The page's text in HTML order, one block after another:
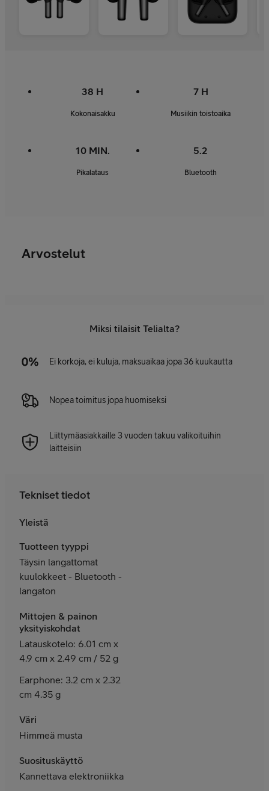
38 H
Kokonaisakku
7 H
Musiikin toistoaika
10 MIN.
Pikalataus
5.2
Bluetooth
Arvostelut
Miksi tilaisit Telialta?
Ei korkoja, ei kuluja, maksuaikaa jopa 36 kuukautta
Nopea toimitus jopa huomiseksi
Liittymäasiakkaille 3 vuoden takuu valikoituihin
laitteisiin
Tekniset tiedot
Yleistä
Tuotteen tyyppi
Täysin langattomat
kuulokkeet - Bluetooth -
langaton
Mittojen & painon
yksityiskohdat
Latauskotelo: 6.01 cm x
4.9 cm x 2.49 cm / 52 g
Earphone: 3.2 cm x 2.32
cm 4.35 g
Väri
Himmeä musta
Suosituskäyttö
Kannettava elektroniikka